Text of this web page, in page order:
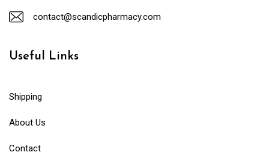
contact@scandicpharmacy.com
Useful Links
Shipping
About Us
Contact